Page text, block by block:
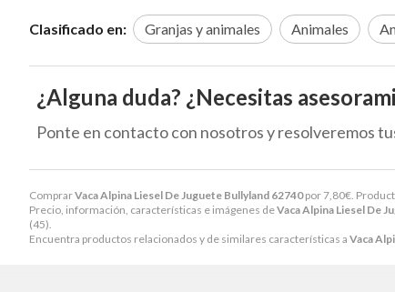
ComprarVaca Alpina Liesel De Juguete Bullyland 62740por7,80€ .
Precio, información, características e imágenes deVaca Alpina Liesel De
(45).
Encuentra productos relacionados y de similares características a Vaca
Clasificado en: Granjas y animales Animales
¿Alguna duda? ¿Necesitas
Ponte en contacto con nosotros y resolveremos